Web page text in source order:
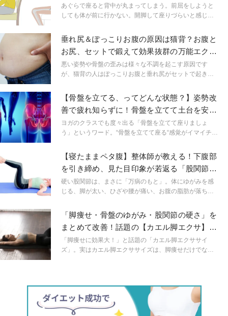
グ
あぐらで座ると背中が丸まってしまう。前屈をしようと
しても体が前に行かない。開脚して座りづらいと感じて
てる」ことができていないのかもしれません。骨盤を立
てられない原因と対策を徹底解剖します！
垂れ尻＆ぽっこりお腹の原因は猫背？お腹と
お尻、セットで鍛えて効果抜群の万能エクサ
サイズ
悪い姿勢や骨盤の歪みは様々な不調を起こす原因です
が、猫背の人はぽっこりお腹と垂れ尻がセットで起きや
えられるエクササイズがお勧めです。今回は椅子を使っ
た万能エクササイズのご紹介です。
【骨盤を立てる、ってどんな状態？】姿勢改
善で疲れ知らずに！骨盤を立てて土台を安定
させる簡単ワーク
ヨガのクラスでも度々出る「骨盤を立てて座りましょ
う」というワード。“骨盤を立てて座る“感覚がイマイチわ
てしまう方も少なくないと思います。今回は、骨盤を立
てて座る方法とその姿勢を保つために必要な身体のポイ
ントをご紹介します。今すぐ実践できる内容なので、是
非参考にしてみてくださいね。
【寝たままペタ腹】整体師が教える！下腹部
を引き締め、見た目印象が若返る「股関節ほ
ぐし」
硬い股関節は、まさに「万病のもと」。体にゆがみを感
じる、脚が太い、ひざや腰が痛い、お腹の脂肪が落ちな
や不調の原因は、もとをただすとそのほとんどが股関節
の動きの偏りにあります。今回は、1万2000人以上の体
の悩みに向き合ってきた骨盤矯正パーソナルトレーナ
ー・整体師Naokoさんの著書『寝たままペタ腹！股関節
ほぐし』（主婦の友社）より、股関節を伸ばしたり回し
「脚痩せ・骨盤のゆがみ・股関節の硬さ」を
まとめて改善！話題の【カエル脚エクサ】の
やり方
「脚痩せに効果大！」と話題の「カエル脚エクササイ
ズ」。実はカエル脚エクササイズは、脚痩せだけでなく